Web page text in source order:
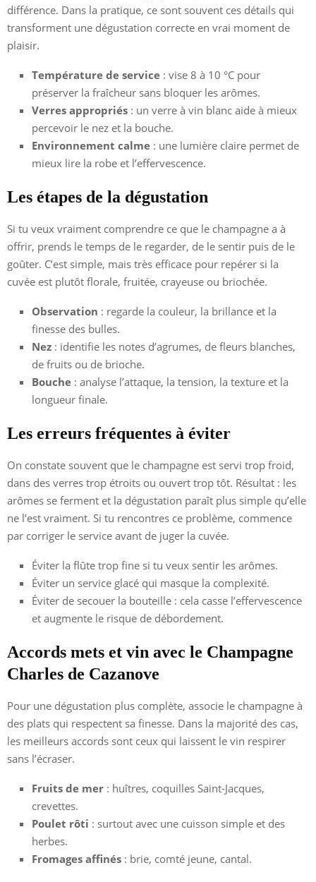
différence. Dans la pratique, ce sont souvent ces détails qui
transforment une dégustation correcte en vrai moment de
plaisir.
Température de service : vise 8 à 10 °C pour
préserver la fraîcheur sans bloquer les arômes.
Verres appropriés : un verre à vin blanc aide à mieux
percevoir le nez et la bouche.
Environnement calme : une lumière claire permet de
mieux lire la robe et l’effervescence.
Les étapes de la dégustation
Si tu veux vraiment comprendre ce que le champagne a à
offrir, prends le temps de le regarder, de le sentir puis de le
goûter. C’est simple, mais très efficace pour repérer si la
cuvée est plutôt florale, fruitée, crayeuse ou briochée.
Observation : regarde la couleur, la brillance et la
finesse des bulles.
Nez : identifie les notes d’agrumes, de fleurs blanches,
de fruits ou de brioche.
Bouche : analyse l’attaque, la tension, la texture et la
longueur finale.
Les erreurs fréquentes à éviter
On constate souvent que le champagne est servi trop froid,
dans des verres trop étroits ou ouvert trop tôt. Résultat : les
arômes se ferment et la dégustation paraît plus simple qu’elle
ne l’est vraiment. Si tu rencontres ce problème, commence
par corriger le service avant de juger la cuvée.
Éviter la flûte trop fine si tu veux sentir les arômes.
Éviter un service glacé qui masque la complexité.
Éviter de secouer la bouteille : cela casse l’effervescence
et augmente le risque de débordement.
Accords mets et vin avec le Champagne
Charles de Cazanove
Pour une dégustation plus complète, associe le champagne à
des plats qui respectent sa finesse. Dans la majorité des cas,
les meilleurs accords sont ceux qui laissent le vin respirer
sans l’écraser.
Fruits de mer : huîtres, coquilles Saint-Jacques,
crevettes.
Poulet rôti : surtout avec une cuisson simple et des
herbes.
Fromages affinés : brie, comté jeune, cantal.